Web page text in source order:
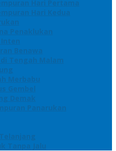
Hari Pertama
Hari Kedua
Penaklukan
Inten
Benawa
Tengah Malam
Merbabu
Gembel
Demak
Panarukan
Tanpa Jalu